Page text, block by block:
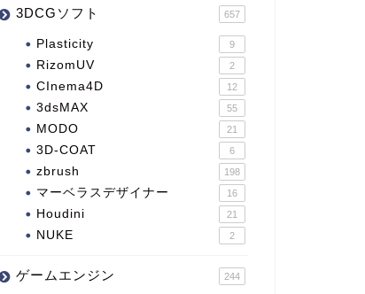
3DCGソフト 657
Plasticity 9
RizomUV 2
CInema4D 12
3dsMAX 55
MODO 21
3D-COAT 6
zbrush 198
マーベラスデザイナー 16
Houdini 21
NUKE 2
ゲームエンジン 244